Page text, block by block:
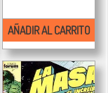
AÑADIR AL CARRITO